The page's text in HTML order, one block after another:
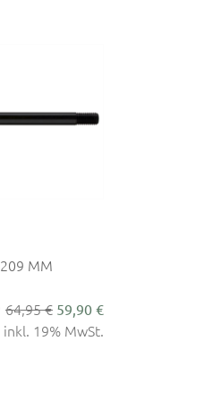
MM
64,95 € 59,90 €
inkl. 19% MwSt.